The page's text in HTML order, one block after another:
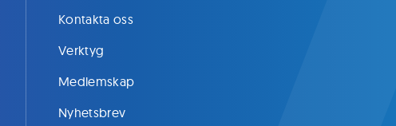
Kontakta oss
Verktyg
Medlemskap
Nyhetsbrev